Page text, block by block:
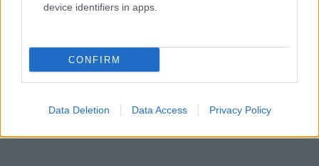
device identifiers in apps.
CONFIRM
Data Deletion Data Access Privacy Policy